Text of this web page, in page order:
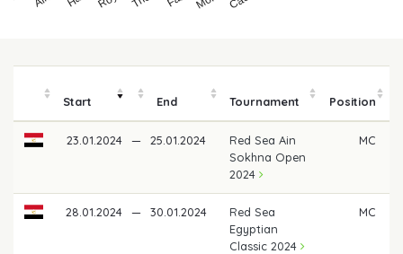
Start End Tournament Position
23.01.2024 — 25.01.2024
Red Sea Ain
Sokhna Open
2024
MC
28.01.2024 — 30.01.2024
Red Sea
Egyptian
Classic 2024
MC